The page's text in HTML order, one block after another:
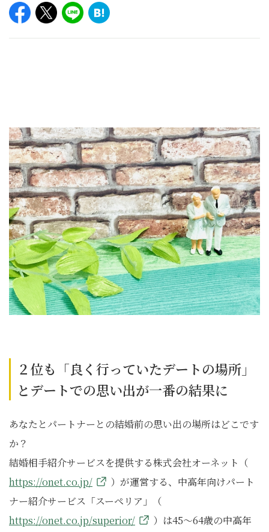
２位も「良く行っていたデートの場所」
とデートでの思い出が一番の結果に
あなたとパートナーとの結婚前の思い出の場所はどこです
か？
結婚相手紹介サービスを提供する株式会社オーネット（
https://onet.co.jp/
）が運営する、中高年向けパート
ナー紹介サービス「スーペリア」（
https://onet.co.jp/superior/
）は45～64歳の中高年